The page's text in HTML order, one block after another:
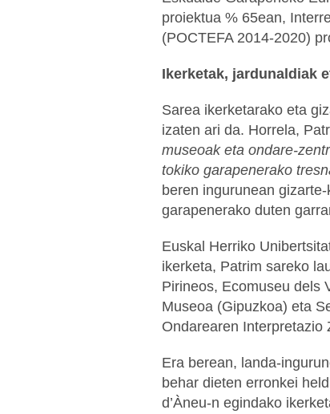
proiektua % 65ean,
(POCTEFA 2014-2020)
Ikerketak, jardunaldiak
Sarea ikerketarako eta
izaten ari da. Horrela,
museoak eta ondare-
tokiko garapenerako
beren ingurunean
garapenerako duten
Euskal Herriko
ikerketa, Patrim sareko
Pirineos, Ecomuseu dels
Museoa (Gipuzkoa) eta
Ondarearen Interpretazio
Era berean, landa-
behar dieten erronkei
d’Àneu-n egindako